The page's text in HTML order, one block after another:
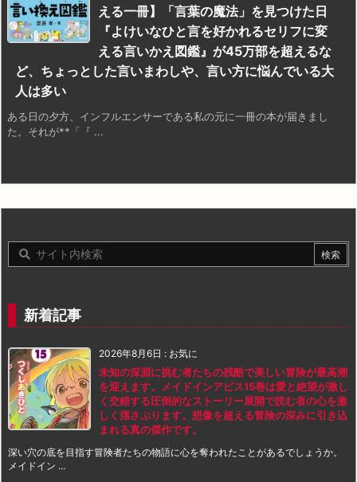
える一冊】「言葉の魔法」を見つけた日
『よけいなひと言を好かれるセリフに変
える言いかえ図鑑』が45万部を超えるな
ど、ちょっとした言いまわしや、言い方に悩んでいる大
人は多い
ある日の夕方、インフルエンサーである私の元に一冊の本が届きまし
た。それが**「『 ...
新着記事
2026年8月6日 : お気に
未知の深淵に挑む者たちの残酷で美しい冒険が最高潮
を迎えます。メイドインアビス15巻は愛と絶望が激し
く交錯する圧倒的なストーリー展開で読む者の心を激
しく揺さぶります。想像を超える冒険の深みに引き込
まれる真の傑作です。
深い穴の底を目指す冒険者たちの物語に心を奪われたことがあるでしょうか。
メイドイン ...